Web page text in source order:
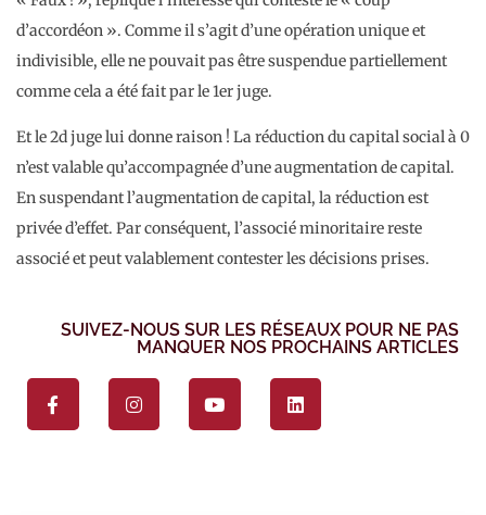
d’accordéon ». Comme il s’agit d’une opération unique et
indivisible, elle ne pouvait pas être suspendue partiellement
comme cela a été fait par le 1er juge.
Et le 2d juge lui donne raison ! La réduction du capital social à 0
n’est valable qu’accompagnée d’une augmentation de capital.
En suspendant l’augmentation de capital, la réduction est
privée d’effet. Par conséquent, l’associé minoritaire reste
associé et peut valablement contester les décisions prises.
SUIVEZ-NOUS SUR LES RÉSEAUX POUR NE PAS
MANQUER NOS PROCHAINS ARTICLES